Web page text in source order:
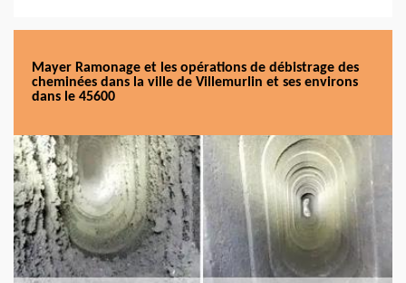
Mayer Ramonage et les opérations de débistrage des
cheminées dans la ville de Villemurlin et ses environs
dans le 45600